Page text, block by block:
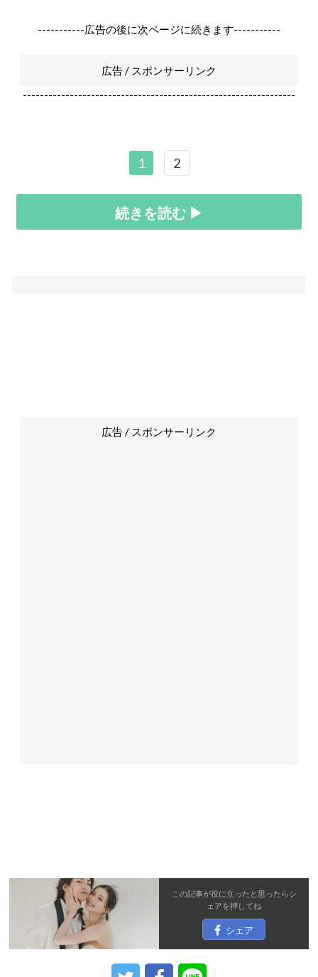
-----------広告の後に次ページに続きます-----------
広告 / スポンサーリンク
----------------------------------------------------------------
1 2
続きを読む ▶
広告 / スポンサーリンク
この記事が役に立ったと思ったらシ
ェアを押してね
シェア